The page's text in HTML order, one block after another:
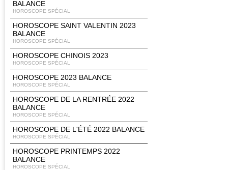
BALANCE
HOROSCOPE SPÉCIAL
HOROSCOPE SAINT VALENTIN 2023
BALANCE
HOROSCOPE SPÉCIAL
HOROSCOPE CHINOIS 2023
HOROSCOPE SPÉCIAL
HOROSCOPE 2023 BALANCE
HOROSCOPE SPÉCIAL
HOROSCOPE DE LA RENTRÉE 2022
BALANCE
HOROSCOPE SPÉCIAL
HOROSCOPE DE L'ÉTÉ 2022 BALANCE
HOROSCOPE SPÉCIAL
HOROSCOPE PRINTEMPS 2022
BALANCE
HOROSCOPE SPÉCIAL